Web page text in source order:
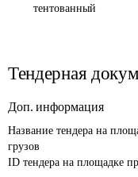
тентованный
Тендерная
Доп. информация
Название тендера на
грузов
ID тендера на площадке